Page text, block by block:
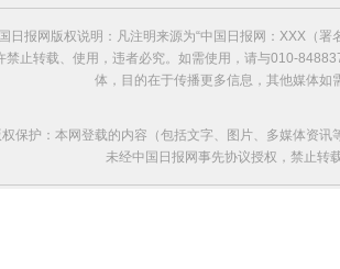
日报网版权说明：凡注明来源为“中国日报网：XXX（
禁止转载、使用，违者必究。如需使用，请与010-
体，目的在于传播更多信息，其他媒体
权保护：本网登载的内容（包括文字、图片、多媒体资
未经中国日报网事先协议授权，禁止转